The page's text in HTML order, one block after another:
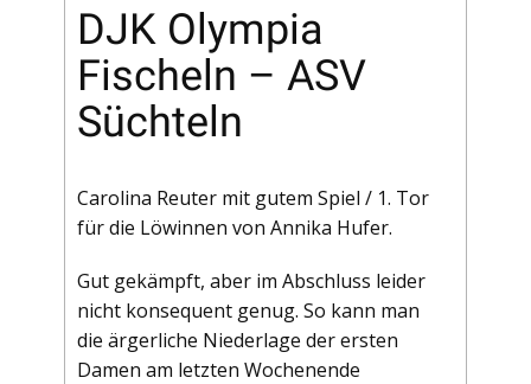
DJK Olympia
Fischeln – ASV
Süchteln
Carolina Reuter mit gutem Spiel / 1. Tor
für die Löwinnen von Annika Hufer.
Gut gekämpft, aber im Abschluss leider
nicht konsequent genug. So kann man
die ärgerliche Niederlage der ersten
Damen am letzten Wochenende